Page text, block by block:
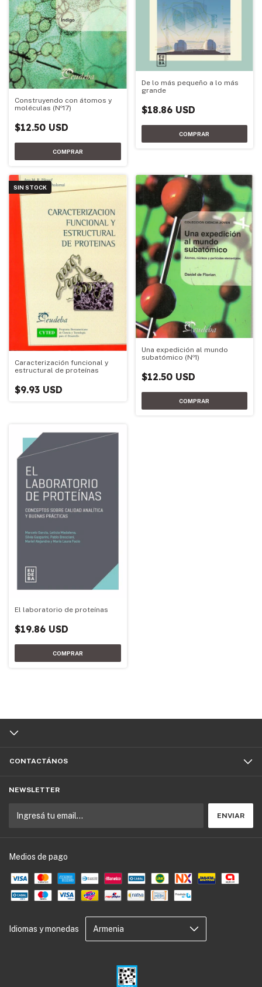
Construyendo con átomos y
moléculas (Nº17)
$12.50 USD
De lo más pequeño a lo más
grande
$18.86 USD
SIN STOCK
Caracterización funcional y
estructural de proteínas
$9.93 USD
Una expedición al mundo
subatómico (Nº1)
$12.50 USD
El laboratorio de proteínas
$19.86 USD
CONTACTÁNOS
NEWSLETTER
Medios de pago
Idiomas y monedas